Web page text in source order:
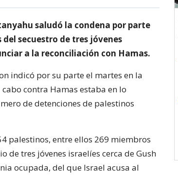
saludó la condena por parte
secuestro de tres jóvenes
a la reconciliación con Hamas.
indicó por su parte el martes en la
contra Hamas estaba en lo
de detenciones de palestinos
palestinos, entre ellos 269 miembros
de tres jóvenes israelíes cerca de Gush
ocupada, del que Israel acusa al